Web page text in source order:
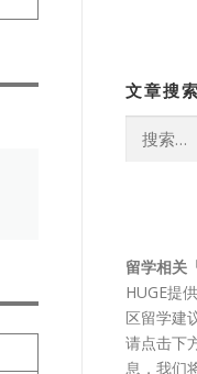
文章搜索
索：
留学相关
HUGE提
区留学建
请点击下
息，我们